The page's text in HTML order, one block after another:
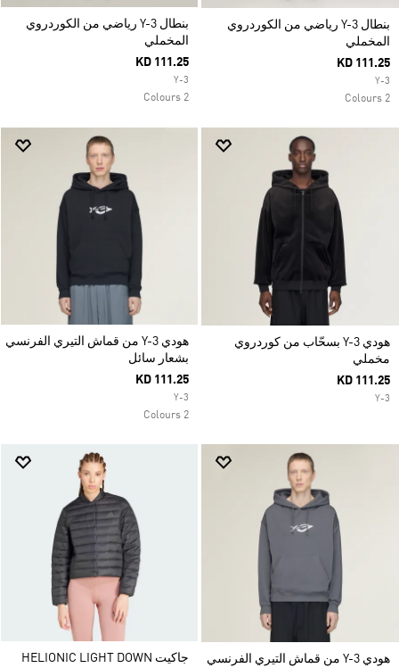
بنطال Y-3 رياضي من الكوردروي
المخملي
KD 111.25
Y-3
2 Colours
بنطال Y-3 رياضي من الكوردروي
المخملي
KD 111.25
Y-3
2 Colours
هودي Y-3 بسحّاب من كوردروي
مخملي
KD 111.25
Y-3
هودي Y-3 من قماش التيري الفرنسي
بشعار سائل
KD 111.25
Y-3
2 Colours
هودي Y-3 من قماش التيري الفرنسي
جاكيت HELIONIC LIGHT DOWN